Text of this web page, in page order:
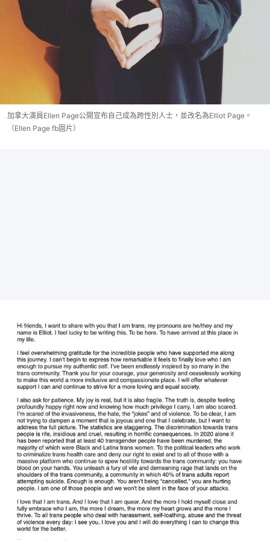
加拿大演員Ellen Page公開宣布自己成為跨性別人士，並改名為Elliot Page。
（Ellen Page fb圖片）